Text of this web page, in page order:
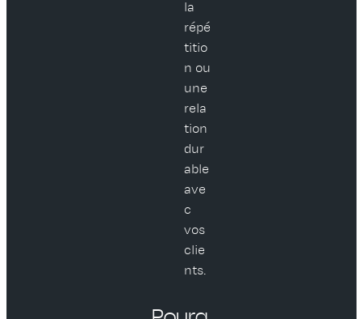
la
répé
titio
n ou
une
rela
tion
dur
able
ave
c
vos
clie
nts.